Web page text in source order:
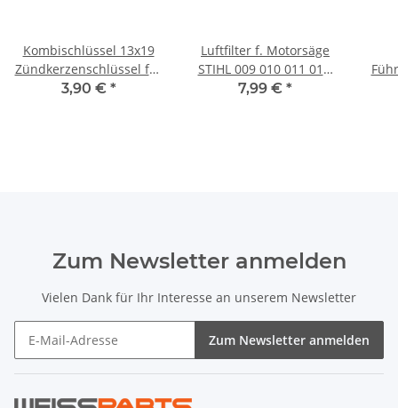
Kombischlüssel 13x19
Zündkerzenschlüssel für
Motorsäge
3,90 € *
Luftfilter f. Motorsäge
STIHL 009 010 011 012,
1120 120 1600 /
7,99 € *
Zum Newsletter anmelden
Vielen Dank für Ihr Interesse an unserem Newsletter
Zum Newsletter anmelden